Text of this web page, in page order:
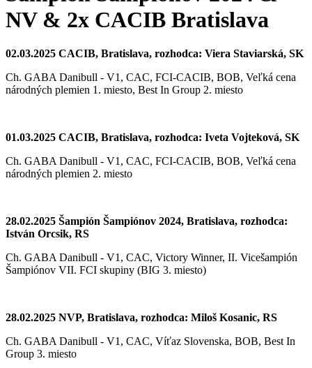
NV & 2x CACIB Bratislava
02.03.2025 CACIB, Bratislava, rozhodca: Viera Staviarská, SK
Ch. GABA Danibull - V1, CAC, FCI-CACIB, BOB, Veľká cena
národných plemien 1. miesto, Best In Group 2. miesto
01.03.2025 CACIB, Bratislava, rozhodca: Iveta Vojteková, SK
Ch. GABA Danibull - V1, CAC, FCI-CACIB, BOB, Veľká cena
národných plemien 2. miesto
28.02.2025 Šampión Šampiónov 2024, Bratislava, rozhodca:
István Orcsik, RS
Ch. GABA Danibull - V1, CAC, Victory Winner, II. Vicešampión
Šampiónov VII. FCI skupiny (BIG 3. miesto)
28.02.2025 NVP, Bratislava, rozhodca: Miloš Kosanic, RS
Ch. GABA Danibull - V1, CAC, Víťaz Slovenska, BOB, Best In
Group 3. miesto